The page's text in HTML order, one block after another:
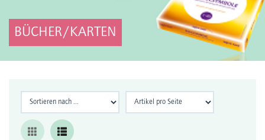
BÜCHER/KARTEN